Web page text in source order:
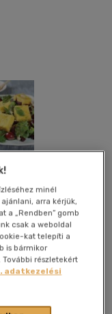
minél
arra kérjük,
a „Rendben” gomb
csak a weboldal
kat telepíti a
is bármikor
részletekért
adatkezelési